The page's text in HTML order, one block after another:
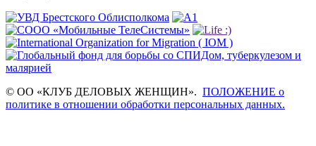
© ОО «КЛУБ ДЕЛОВЫХ ЖЕНЩИН». ПОЛОЖЕНИЕ о
политике в отношении обработки персональных данных.